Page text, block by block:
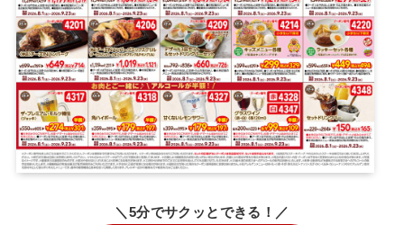
＼5分でサクッとできる！／